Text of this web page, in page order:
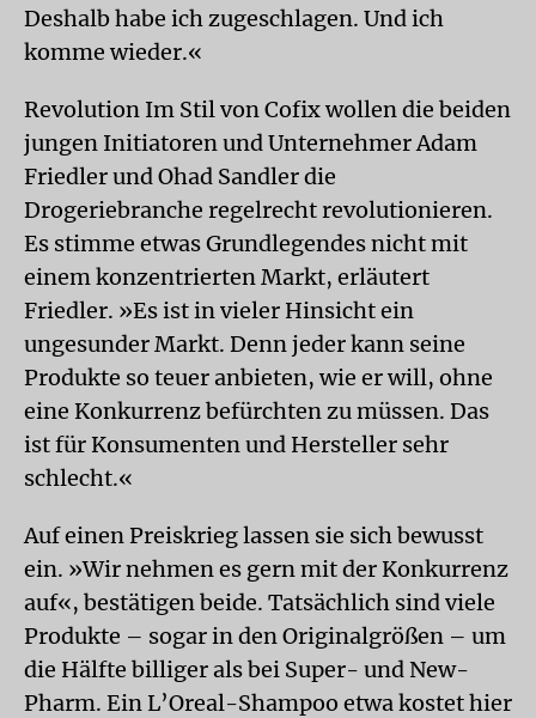
Deshalb habe ich zugeschlagen. Und ich
komme wieder.«
Revolution Im Stil von Cofix wollen die beiden
jungen Initiatoren und Unternehmer Adam
Friedler und Ohad Sandler die
Drogeriebranche regelrecht revolutionieren.
Es stimme etwas Grundlegendes nicht mit
einem konzentrierten Markt, erläutert
Friedler. »Es ist in vieler Hinsicht ein
ungesunder Markt. Denn jeder kann seine
Produkte so teuer anbieten, wie er will, ohne
eine Konkurrenz befürchten zu müssen. Das
ist für Konsumenten und Hersteller sehr
schlecht.«
Auf einen Preiskrieg lassen sie sich bewusst
ein. »Wir nehmen es gern mit der Konkurrenz
auf«, bestätigen beide. Tatsächlich sind viele
Produkte – sogar in den Originalgrößen – um
die Hälfte billiger als bei Super- und New-
Pharm. Ein L’Oreal-Shampoo etwa kostet hier